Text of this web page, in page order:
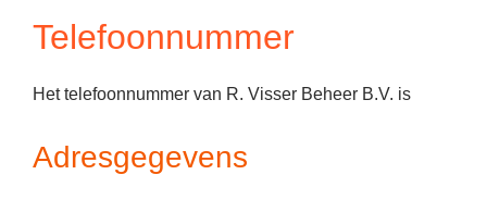
Telefoonnummer
Het telefoonnummer van R. Visser Beheer B.V. is
Adresgegevens